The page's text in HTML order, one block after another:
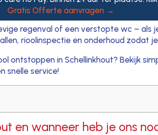
Gratis Offerte aanvragen →
regenval of een verstopte wc – als
rioolinspectie en onderhoud zodat
ontstoppen in Schellinkhout? Bekijk
snelle service!
en wanneer heb je ons